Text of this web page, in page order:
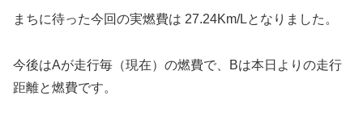
まちに待った今回の実燃費は 27.24Km/Lとなりました。
今後はAが走行毎（現在）の燃費で、Bは本日よりの走行
距離と燃費です。